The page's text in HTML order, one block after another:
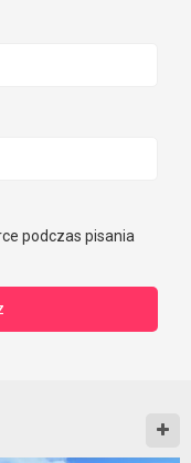
podczas pisania